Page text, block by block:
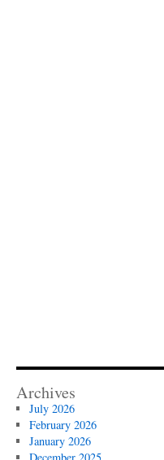
Archives
July 2026
February 2026
January 2026